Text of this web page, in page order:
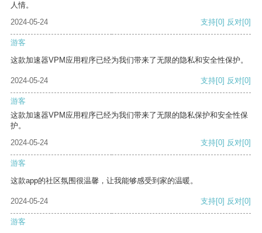
人情。
2024-05-24
支持[0] 反对[0]
游客
这款加速器VPM应用程序已经为我们带来了无限的隐私和安全性保护。
2024-05-24 支持[0] 反对[0]
游客
这款加速器VPM应用程序已经为我们带来了无限的隐私保护和安全性保
护。
2024-05-24
支持[0] 反对[0]
游客
这款app的社区氛围很温馨，让我能够感受到家的温暖。
2024-05-24 支持[0] 反对[0]
游客